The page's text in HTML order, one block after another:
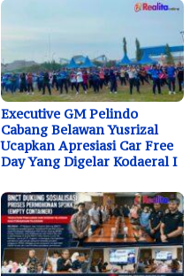
Executive GM Pelindo
Cabang Belawan Yusrizal
Ucapkan Apresiasi Car Free
Day Yang Digelar Kodaeral I